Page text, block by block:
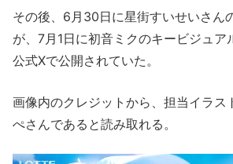
その後、6月30日に星街すいせいさん
が、7月1日に初音ミクのキービジュア
公式Xで公開されていた。
画像内のクレジットから、担当イラス
ぺさんであると読み取れる。